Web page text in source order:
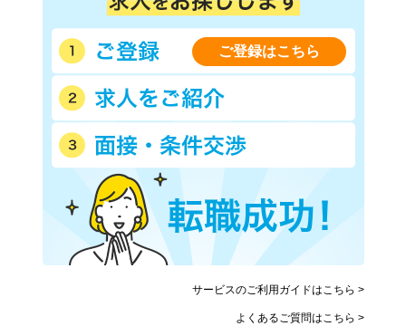
ご登録はこちら
サービスのご利用ガイドはこちら >
よくあるご質問はこちら >